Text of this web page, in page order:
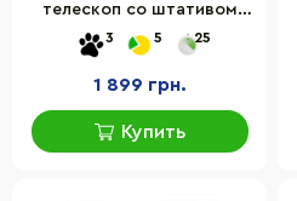
телескоп со штативом
EASTCOLIGHT EU23011
(увеличение до 40 раз)
3 5 25
1 899 грн.
Купить